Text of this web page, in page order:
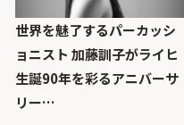
世界を魅了するパーカッシ
ョニスト 加藤訓子がライヒ
生誕90年を彩るアニバーサ
リー…